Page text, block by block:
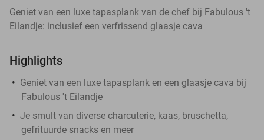
Geniet van een luxe tapasplank van de chef bij Fabulous 't
Eilandje: inclusief een verfrissend glaasje cava
Highlights
Geniet van een luxe tapasplank en een glaasje cava bij
Fabulous 't Eilandje
Je smult van diverse charcuterie, kaas, bruschetta,
gefrituurde snacks en meer